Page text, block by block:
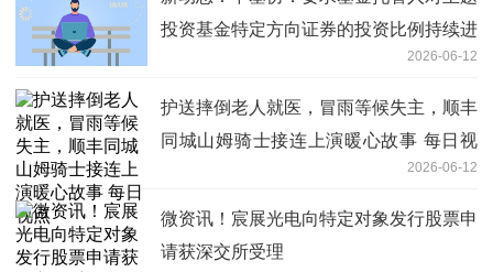
投资基金特定方向证券的投资比例持续进
2026-06-12
护送摔倒老人就医，冒雨等候失主，顺丰
同城山姆骑士接连上演暖心故事 每日视
2026-06-12
微资讯！宸展光电向特定对象发行股票申
请获深交所受理